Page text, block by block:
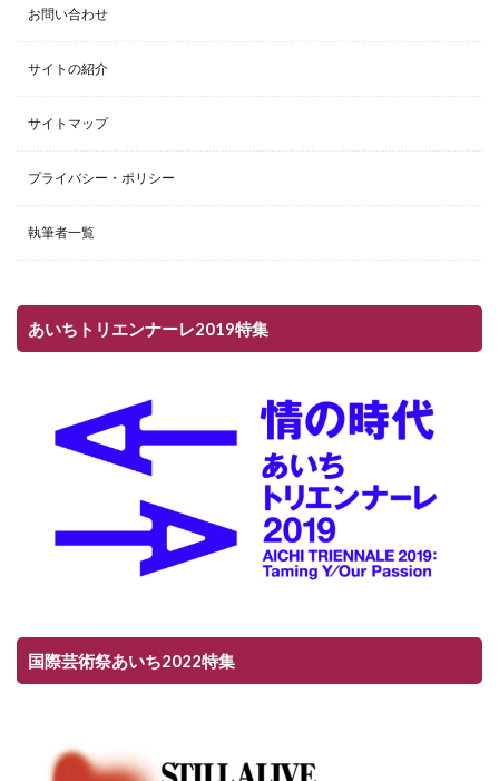
お問い合わせ
サイトの紹介
サイトマップ
プライバシー・ポリシー
執筆者一覧
あいちトリエンナーレ2019特集
国際芸術祭あいち2022特集